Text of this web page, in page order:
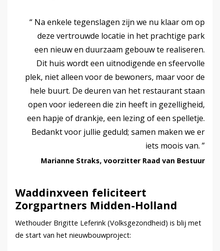
Na enkele tegenslagen zijn we nu klaar om op
deze vertrouwde locatie in het prachtige park
een nieuw en duurzaam gebouw te realiseren.
Dit huis wordt een uitnodigende en sfeervolle
plek, niet alleen voor de bewoners, maar voor de
hele buurt. De deuren van het restaurant staan
open voor iedereen die zin heeft in gezelligheid,
een hapje of drankje, een lezing of een spelletje.
Bedankt voor jullie geduld; samen maken we er
iets moois van.
Marianne Straks, voorzitter Raad van Bestuur
Waddinxveen feliciteert
Zorgpartners Midden-Holland
Wethouder Brigitte Leferink (Volksgezondheid) is blij met
de start van het nieuwbouwproject: